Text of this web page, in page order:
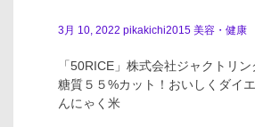
3月 10, 2022 pikakichi2015 美容・健康
「50RICE」株式会社ジャクトリン
糖質５５%カット！おいしくダイ
んにゃく米